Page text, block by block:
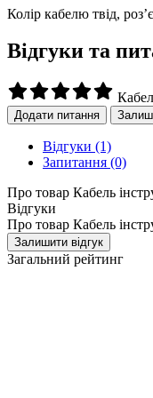
Колір кабелю твід,
Відгуки та
Додати питання
Відгуки (1)
Запитання (0)
Про товар Кабель
Відгуки
Про товар Кабель
Залишити відгук
Загальний рейтинг